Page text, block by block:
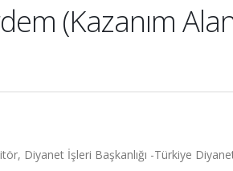
(Kazanım
Diyanet İşleri Başkanlığı -Türkiye